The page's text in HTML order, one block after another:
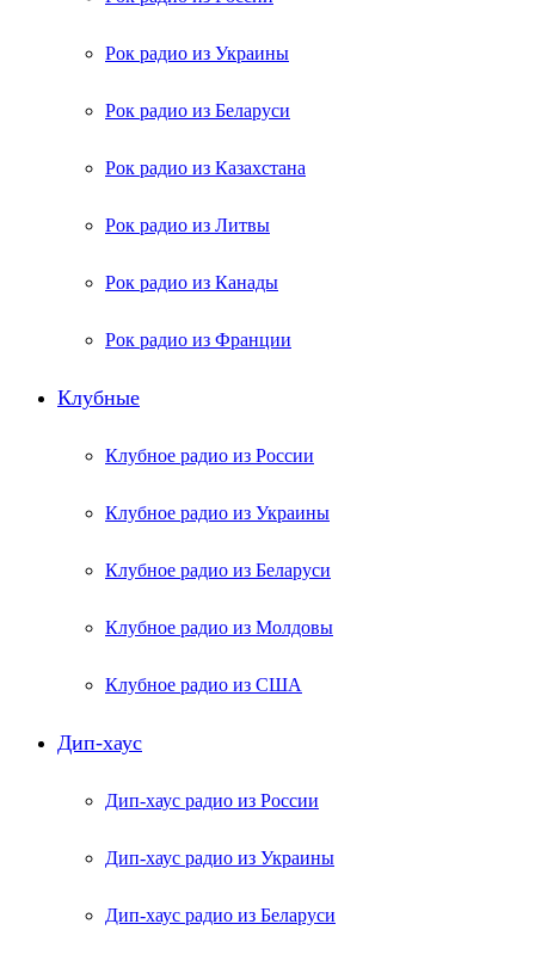
Рок радио из Украины
Рок радио из Беларуси
Рок радио из Казахстана
Рок радио из Литвы
Рок радио из Канады
Рок радио из Франции
Клубные
Клубное радио из России
Клубное радио из Украины
Клубное радио из Беларуси
Клубное радио из Молдовы
Клубное радио из США
Дип-хаус
Дип-хаус радио из России
Дип-хаус радио из Украины
Дип-хаус радио из Беларуси